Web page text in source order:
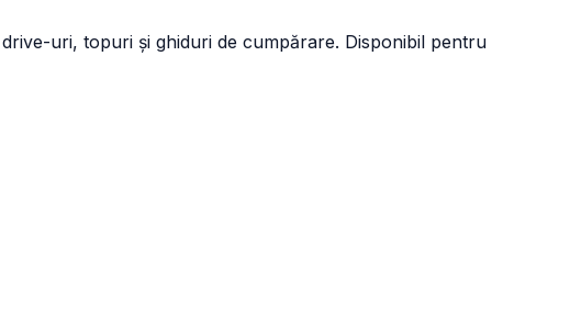
uri, topuri și ghiduri de cumpărare. Disponibil pentru